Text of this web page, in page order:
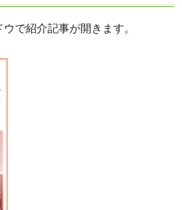
で紹介記事が開きます。